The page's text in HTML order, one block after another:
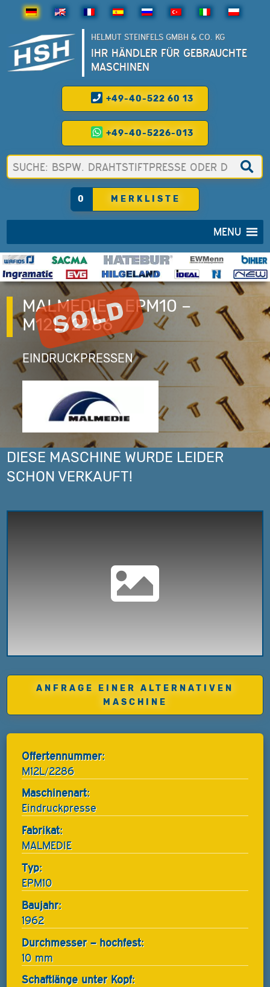
HELMUT STEINFELS GMBH & CO. KG
IHR HÄNDLER FÜR GEBRAUCHTE
MASCHINEN
+49-40-522 60 13
+49-40-5226-013
0 MERKLISTE
MENU
MALMEDIE – EPM10 –
M12L/2286
EINDRUCKPRESSEN
DIESE MASCHINE WURDE LEIDER
SCHON VERKAUFT!
ANFRAGE EINER ALTERNATIVEN
MASCHINE
Offertennummer:
M12L/2286
Maschinenart:
Eindruckpresse
Fabrikat:
MALMEDIE
Typ:
EPM10
Baujahr:
1962
Durchmesser – hochfest:
10 mm
Schaftlänge unter Kopf: